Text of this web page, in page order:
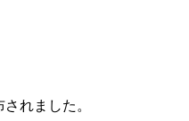
れました。